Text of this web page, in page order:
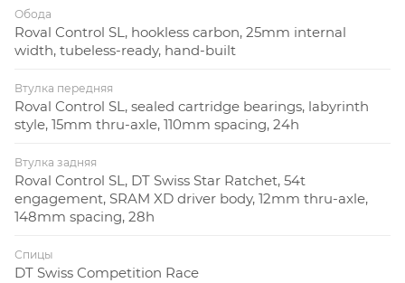
Обода
Roval Control SL, hookless carbon, 25mm internal
width, tubeless-ready, hand-built
Втулка передняя
Roval Control SL, sealed cartridge bearings, labyrinth
style, 15mm thru-axle, 110mm spacing, 24h
Втулка задняя
Roval Control SL, DT Swiss Star Ratchet, 54t
engagement, SRAM XD driver body, 12mm thru-axle,
148mm spacing, 28h
Спицы
DT Swiss Competition Race